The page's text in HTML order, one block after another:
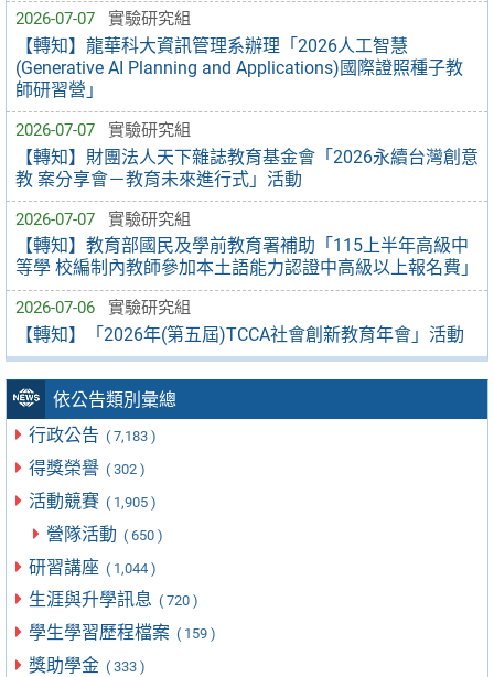
2026-07-07 實驗研究組
【轉知】龍華科大資訊管理系辦理「2026人工智慧
(Generative AI Planning and Applications)國際證照種子教
師研習營」
2026-07-07 實驗研究組
【轉知】財團法人天下雜誌教育基金會「2026永續台灣創意
教 案分享會－教育未來進行式」活動
2026-07-07 實驗研究組
【轉知】教育部國民及學前教育署補助「115上半年高級中
等學 校編制內教師參加本土語能力認證中高級以上報名費」
2026-07-06 實驗研究組
【轉知】「2026年(第五屆)TCCA社會創新教育年會」活動
依公告類別彙總
行政公告 ( 7,183 )
得獎榮譽 ( 302 )
活動競賽 ( 1,905 )
營隊活動 ( 650 )
研習講座 ( 1,044 )
生涯與升學訊息 ( 720 )
學生學習歷程檔案 ( 159 )
獎助學金 ( 333 )